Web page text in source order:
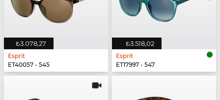
₺3.078,27
Esprit
ET40057 - 545
₺3.518,02
Esprit
ET17997 - 547